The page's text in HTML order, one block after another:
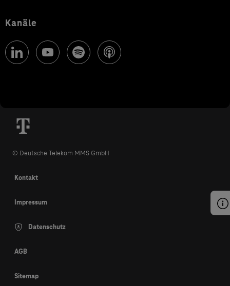
Kanäle
© Deutsche Telekom MMS GmbH
Kontakt
Impressum
Datenschutz
AGB
Sitemap